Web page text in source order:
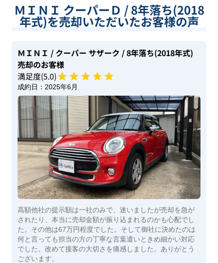
ＭＩＮＩ クーパーＤ / 8年落ち(2018
年式)を売却いただいたお客様の声
ＭＩＮＩ / クーパー サザーク / 8年落ち(2018年式)
売却のお客様
満足度(5.0)
成約日： 2025年6月
高額他社の提示額は一社のみで、迷いましたが売却を急が
されたり、本当に売却金額が振り込まれるのかも心配でし
た。その他は67万円程度でした。そして御社に決めたのは
何と言っても担当の方の丁寧な言葉遣いときめ細かい対応
でした。改めて接客の大切さを痛感しました。ありがとう
ございます。